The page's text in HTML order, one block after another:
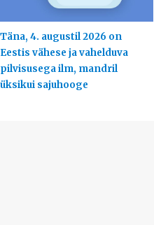
Täna, 4. augustil 2026 on
Eestis vähese ja vahelduva
pilvisusega ilm, mandril
üksikui sajuhooge